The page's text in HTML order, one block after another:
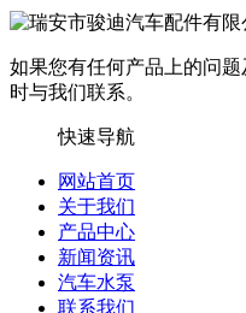
如果您有任何产品上的问
时与我们联系。
快速导航
网站首页
关于我们
产品中心
新闻资讯
汽车水泵
联系我们